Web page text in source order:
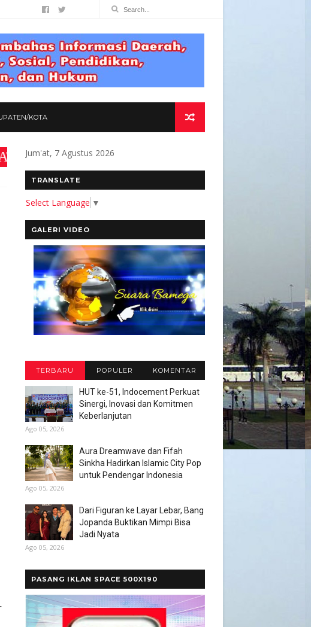
KOTA
BAGI MASYARAKAT " Alamat
Jum'at, 7 Agustus 2026
TRANSLATE
Select Language ▼
GALERI VIDEO
TERBARU POPULER KOMENTAR
HUT ke-51, Indocement Perkuat
Sinergi, Inovasi dan Komitmen
Keberlanjutan
Ago 05, 2026
Aura Dreamwave dan Fifah
Sinkha Hadirkan Islamic City Pop
untuk Pendengar Indonesia
Ago 05, 2026
Dari Figuran ke Layar Lebar, Bang
Jopanda Buktikan Mimpi Bisa
Jadi Nyata
Ago 05, 2026
PASANG IKLAN SPACE 500X190